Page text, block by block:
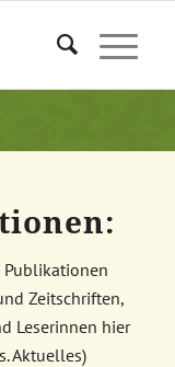
Publikationen
Zeitschriften,
Leserinnen hier
Aktuelles)